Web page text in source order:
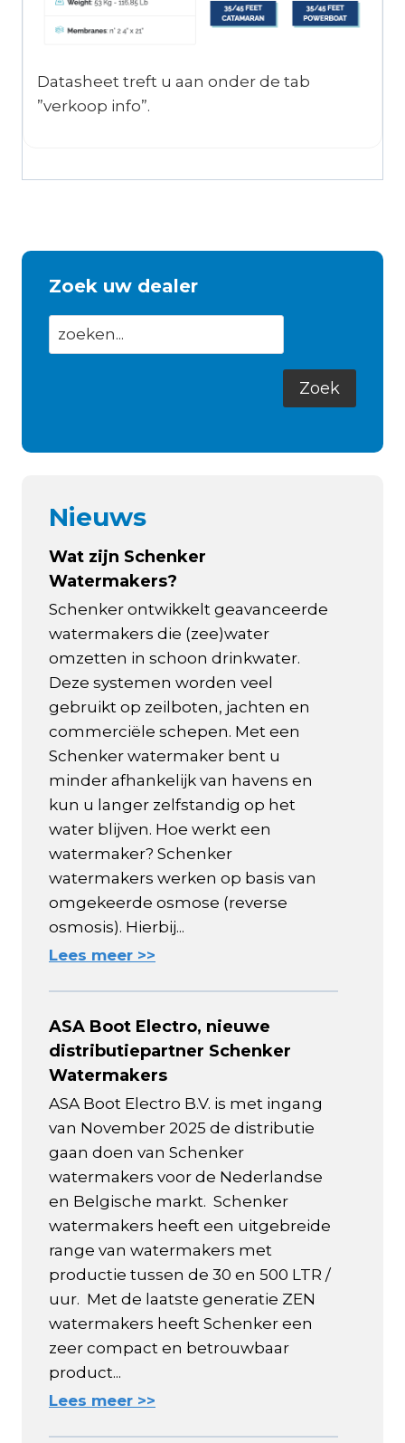
Datasheet treft u aan onder de tab
”verkoop info”.
Zoek uw dealer
Nieuws
Wat zijn Schenker
Watermakers?
Schenker ontwikkelt geavanceerde
watermakers die (zee)water
omzetten in schoon drinkwater.
Deze systemen worden veel
gebruikt op zeilboten, jachten en
commerciële schepen. Met een
Schenker watermaker bent u
minder afhankelijk van havens en
kun u langer zelfstandig op het
water blijven. Hoe werkt een
watermaker? Schenker
watermakers werken op basis van
omgekeerde osmose (reverse
osmosis). Hierbij...
Lees meer >>
ASA Boot Electro, nieuwe
distributiepartner Schenker
Watermakers
ASA Boot Electro B.V. is met ingang
van November 2025 de distributie
gaan doen van Schenker
watermakers voor de Nederlandse
en Belgische markt. Schenker
watermakers heeft een uitgebreide
range van watermakers met
productie tussen de 30 en 500 LTR /
uur. Met de laatste generatie ZEN
watermakers heeft Schenker een
zeer compact en betrouwbaar
product...
Lees meer >>